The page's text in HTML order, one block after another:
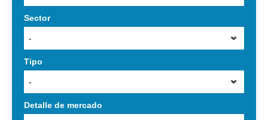
Sector
-
Tipo
-
Detalle de mercado